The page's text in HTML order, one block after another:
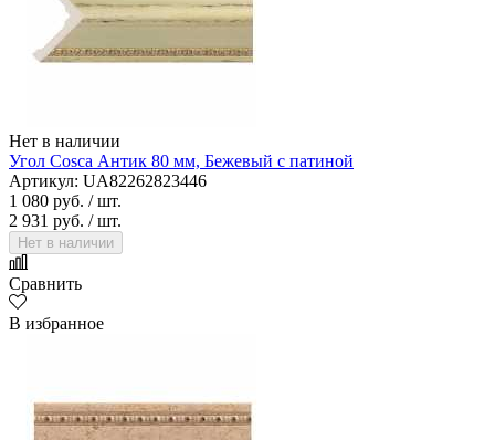
Нет в наличии
Угол Cosca Антик 80 мм, Бежевый с патиной
Артикул: UA82262823446
1 080 руб. / шт.
2 931 руб. / шт.
Нет в наличии
Сравнить
В избранное